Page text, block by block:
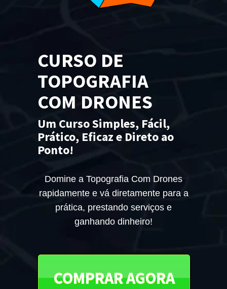
CURSO DE
TOPOGRAFIA
COM DRONES
Um Curso Simples, Fácil,
Prático, Eficaz e Direto ao
Ponto!
Domine a Topografia Com Drones
rapidamente e vá diretamente para a
prática, prestando serviços e
ganhando dinheiro!
COMPRAR AGORA